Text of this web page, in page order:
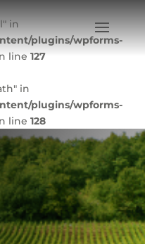
in
plugins/wpforms-
line 127
in
plugins/wpforms-
line 128